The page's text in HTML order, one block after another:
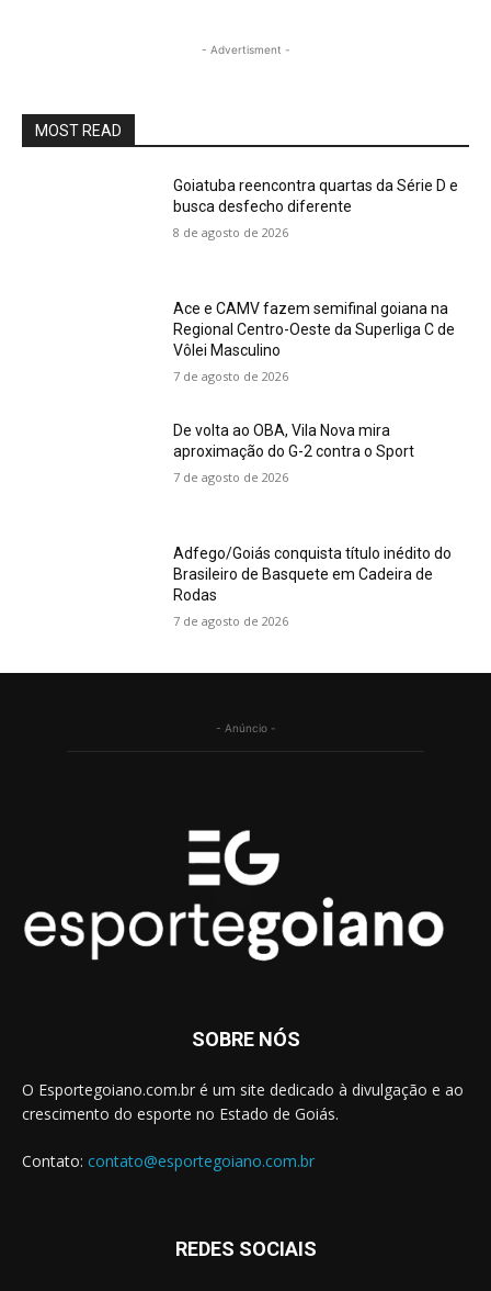
- Advertisment -
MOST READ
Goiatuba reencontra quartas da Série D e
busca desfecho diferente
8 de agosto de 2026
Ace e CAMV fazem semifinal goiana na
Regional Centro-Oeste da Superliga C de
Vôlei Masculino
7 de agosto de 2026
De volta ao OBA, Vila Nova mira
aproximação do G-2 contra o Sport
7 de agosto de 2026
Adfego/Goiás conquista título inédito do
Brasileiro de Basquete em Cadeira de
Rodas
7 de agosto de 2026
- Anúncio -
SOBRE NÓS
O Esportegoiano.com.br é um site dedicado à divulgação e ao
crescimento do esporte no Estado de Goiás.
Contato: contato@esportegoiano.com.br
REDES SOCIAIS